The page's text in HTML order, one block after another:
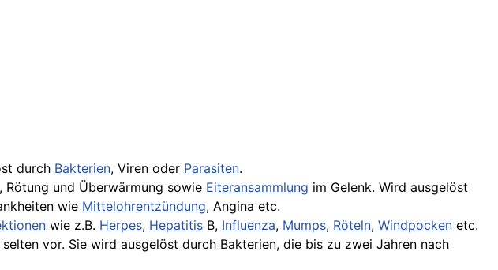
durch Bakterien, Viren oder Parasiten.
und Überwärmung sowie Eiteransammlung im Gelenk. Wird ausgelöst
wie Mittelohrentzündung, Angina etc.
wie z.B. Herpes, Hepatitis B, Influenza, Mumps, Röteln, Windpocken etc.
vor. Sie wird ausgelöst durch Bakterien, die bis zu zwei Jahren nach